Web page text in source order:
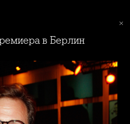
в Берлин